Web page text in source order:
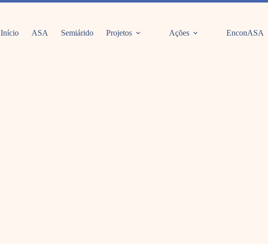
Início ASA Semiárido Projetos Ações EnconASA